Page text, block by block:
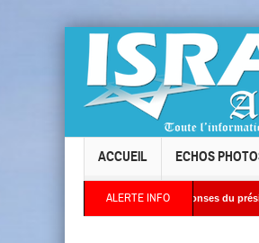
ACCUEIL ECHOS
ALERTE INFO
Torah de Levallois : les réponses du président de